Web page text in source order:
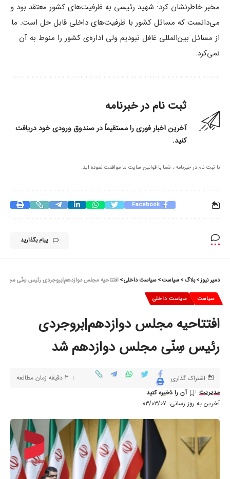
مخبر خاطرنشان کرد: شهید رئیسی به ظرفیت‌های کشور معتقد بود و
می‌دانست که مسائل کشور با ظرفیت‌های داخلی قابل حل است. ما
از مسائل بین‌المللی غافل نبودیم ولی اداره‌ی کشور را منوط به آن
نمی‌کرد.
ثبت نام در خبرنامه
آخرین اخبار فوری را مستقیماً در صندوق ورودی خود دریافت
کنید.
با ثبت نام در خبرنامه ، شما با قوانین سایت ما موافقت نموده اید.
Facebook
پیام بگذارید
دمیر نیوز>بلاگ>سیاست>سیاست داخلی>افتتاحیه مجلس دوازدهم|بروجردی رئیس سِنّی
سیاست سیاست داخلی
افتتاحیه مجلس دوازدهم|بروجردی
رئیس سِنّی مجلس دوازدهم شد
آخرین به روز رسانی: ۰۳/۰۳/۰۷
مدیریت
اشتراک گذاری 3 دقیقه زمان مطالعه